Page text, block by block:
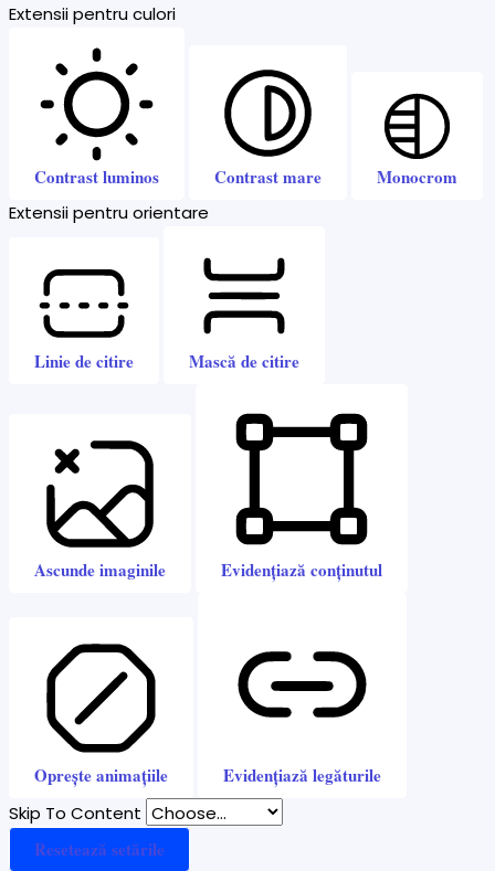
Extensii pentru culori
Contrast luminos Contrast mare Monocrom
Extensii pentru orientare
Linie de citire Mască de citire
Ascunde imaginile Evidențiază conținutul
Oprește animațiile Evidențiază legăturile
Skip To Content
Resetează setările